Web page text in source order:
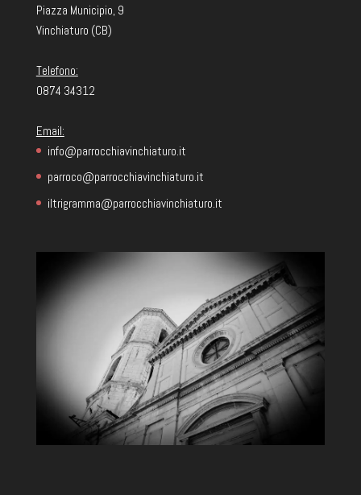
Piazza Municipio, 9
Vinchiaturo (CB)
Telefono:
0874 34312
Email:
info@parrocchiavinchiaturo.it
parroco@parrocchiavinchiaturo.it
iltrigramma@parrocchiavinchiaturo.it